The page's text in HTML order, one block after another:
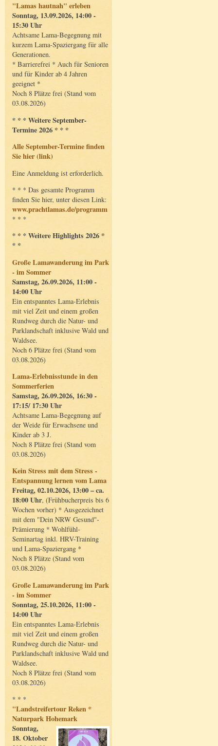
"Lamas hautnah" erleben
Sonntag, 13.09.2026, 14:00 -
15:30 Uhr
Achtsame Lama-Begegnung mit
kurzem Lama-Spaziergang für alle
Generationen.
* Barrierefrei * Auch für Senioren
und für Kinder ab 4 Jahren
geeignet *
Noch 8 Plätze frei (Stand vom
03.08.2026)
* * * Weitere September-
Termine 2026 * * *
Alle September-Termine finden
Sie hier (link)
Eine Anmeldung ist erforderlich.
* * * Das gesamte Programm
finden Sie hier, unter diesen Link:
www.prachtlamas.de/programm
* * *
* * * Weitere Highlights 2026 *
* *
Große Lamawanderung im Park
- im Sommer
Samstag, 26.09.2026, 11:00 -
14:00 Uhr
Ein entspanntes Lama-Erlebnis
mit viel Zeit und einem großen
Rundweg durch die Natur- und
Parklandschaft inklusive Wald und
Waldsee.
Noch 6 Plätze frei (Stand vom
03.08.2026)
Lama-Erlebnisstunde in den
Sommerferien
Samstag, 26.09.2026, 16:30 -
17:15/ 17:30 Uhr
Achtsame Lama-Begegnung auf
der Weide für Erwachsene und
Kinder ab 3 J.
Noch 8 Plätze frei (Stand vom
03.08.2026)
Kein Stress mit dem Stress -
Entspannung lernen vom Lama
Freitag, 02.10.2026, 13:00 – ca.
18:00 Uhr, (Frühbucherpreis bis 6
Wochen vorher) * Ausgezeichnet
mit dem "Dein NRW Gesund"-
Prämierung * Wohlfühl-
Seminartag inkl. HRV-Training
und Lama-Spaziergang *
Noch 8 Plätze (Stand vom
03.08.2026)
Große Lamawanderung im Park
- im Sommer
Sonntag, 25.10.2026, 11:00 -
14:00 Uhr
Ein entspanntes Lama-Erlebnis
mit viel Zeit und einem großen
Rundweg durch die Natur- und
Parklandschaft inklusive Wald und
Waldsee.
Noch 8 Plätze frei (Stand vom
03.08.2026)
* * *
"Landstreifertour Reken *
Naturpark Hohemark
Sonntag,
18. Oktober